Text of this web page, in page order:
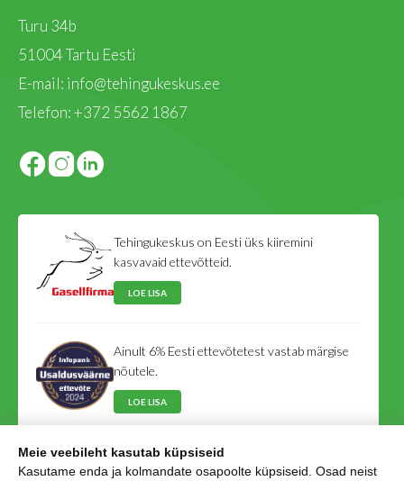
Turu 34b
51004 Tartu Eesti
E-mail: info@tehingukeskus.ee
Telefon:+372 5562 1867
Tehingukeskus on Eesti üks kiiremini
kasvavaid ettevõtteid.
LOE LISA
Ainult 6% Eesti ettevõtetest vastab märgise
nõutele.
LOE LISA
Tehingukeskus on Eesti Võlausaldajate Liidu
Meie veebileht kasutab küpsiseid
Kasutame enda ja kolmandate osapoolte küpsiseid. Osad neist